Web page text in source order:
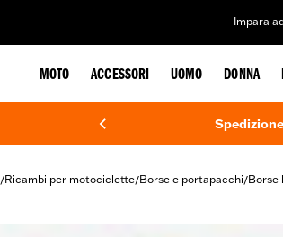
Impara
MOTO ACCESSORI UOMO DONNA
/Ricambi per motociclette/Borse e portapacchi/Borse